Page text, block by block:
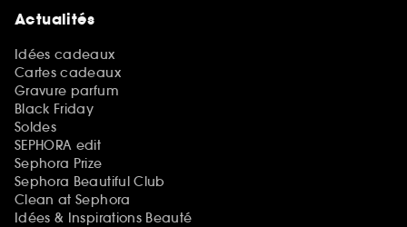
Actualités
Idées cadeaux
Cartes cadeaux
Gravure parfum
Black Friday
Soldes
SEPHORA edit
Sephora Prize
Sephora Beautiful Club
Clean at Sephora
Idées & Inspirations Beauté